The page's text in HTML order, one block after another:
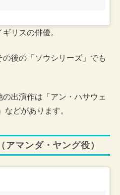
リスの俳優。
後の「ソウシリーズ」でも
出演作は「アン・ハサウェ
どがあります。
アマンダ・ヤング役）